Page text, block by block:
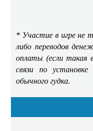
* Участие в игре не
либо переводов
оплаты (если такая
связи по
обычного гудка.